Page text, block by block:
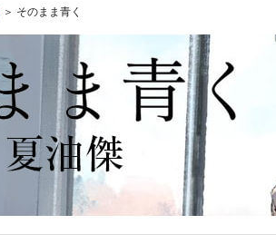
そのまま青く